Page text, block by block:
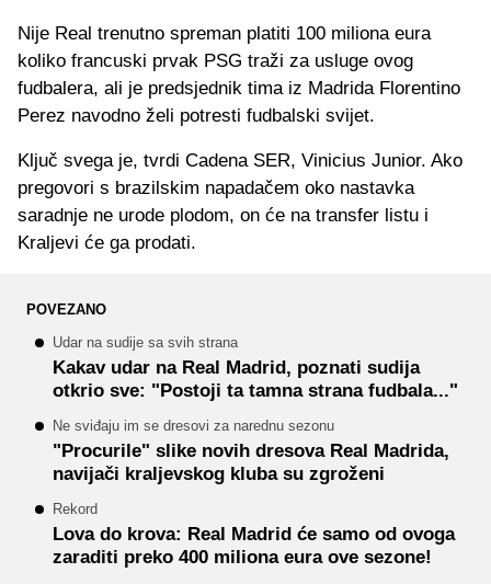
Nije Real trenutno spreman platiti 100 miliona eura
koliko francuski prvak PSG traži za usluge ovog
fudbalera, ali je predsjednik tima iz Madrida Florentino
Perez navodno želi potresti fudbalski svijet.
Ključ svega je, tvrdi Cadena SER, Vinicius Junior. Ako
pregovori s brazilskim napadačem oko nastavka
saradnje ne urode plodom, on će na transfer listu i
Kraljevi će ga prodati.
POVEZANO
Udar na sudije sa svih strana
Kakav udar na Real Madrid, poznati sudija
otkrio sve: "Postoji ta tamna strana fudbala..."
Ne sviđaju im se dresovi za narednu sezonu
"Procurile" slike novih dresova Real Madrida,
navijači kraljevskog kluba su zgroženi
Rekord
Lova do krova: Real Madrid će samo od ovoga
zaraditi preko 400 miliona eura ove sezone!